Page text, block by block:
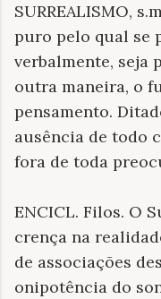
SURREALISMO,
puro pelo qual se
verbalmente, seja
outra maneira, o
pensamento.
ausência de todo
fora de toda
ENCICL. Filos. O
crença na
de associações
onipotência do